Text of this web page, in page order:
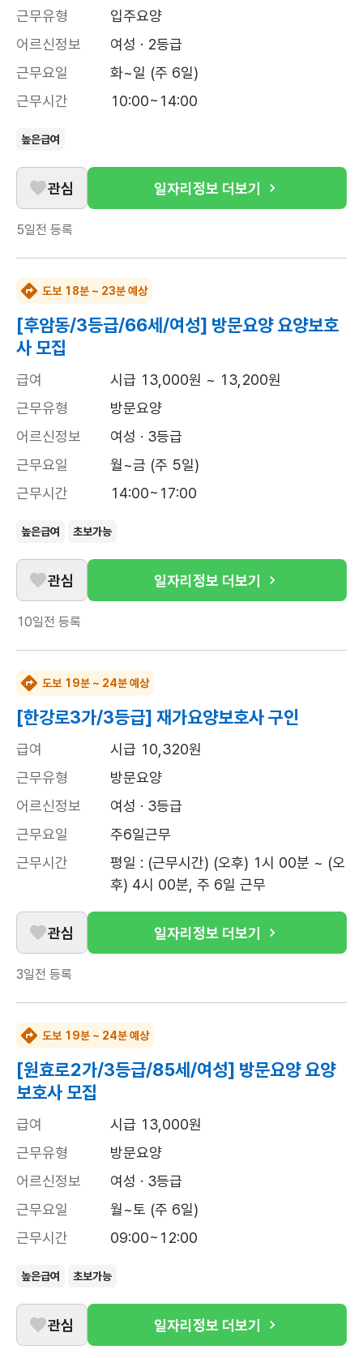
근무유형
입주요양
어르신정보
여성 · 2등급
근무요일
화~일 (주 6일)
근무시간
10:00~14:00
높은급여
관심 일자리정보 더보기
5일전 등록
도보 18분 ~ 23분 예상
[후암동/3등급/66세/여성] 방문요양 요양보호
사 모집
급여
시급 13,000원 ~ 13,200원
근무유형
방문요양
어르신정보
여성 · 3등급
근무요일
월~금 (주 5일)
근무시간
14:00~17:00
높은급여 초보가능
관심 일자리정보 더보기
10일전 등록
도보 19분 ~ 24분 예상
[한강로3가/3등급] 재가요양보호사 구인
급여
시급 10,320원
근무유형
방문요양
어르신정보
여성 · 3등급
근무요일
주6일근무
근무시간
평일 : (근무시간) (오후) 1시 00분 ~ (오
후) 4시 00분, 주 6일 근무
관심 일자리정보 더보기
3일전 등록
도보 19분 ~ 24분 예상
[원효로2가/3등급/85세/여성] 방문요양 요양
보호사 모집
급여
시급 13,000원
근무유형
방문요양
어르신정보
여성 · 3등급
근무요일
월~토 (주 6일)
근무시간
09:00~12:00
높은급여 초보가능
관심 일자리정보 더보기